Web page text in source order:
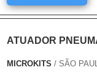
ATUADOR
MICROKITS / SÃO